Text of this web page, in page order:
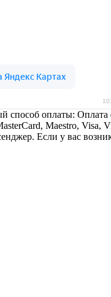
способ оплаты:
Maestro,
Если у вас